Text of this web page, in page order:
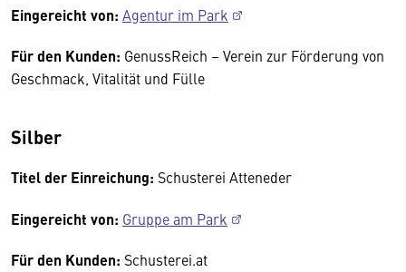
Eingereicht von: Agentur im Park
Für den Kunden: GenussReich – Verein zur Förderung von
Geschmack, Vitalität und Fülle
Silber
Titel der Einreichung: Schusterei Atteneder
Eingereicht von: Gruppe am Park
Für den Kunden: Schusterei.at